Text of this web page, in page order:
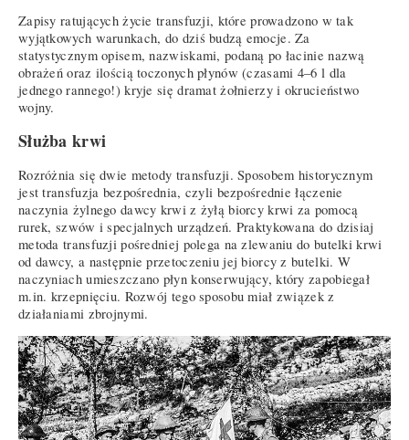
Zapisy ratujących życie transfuzji, które prowadzono w tak
wyjątkowych warunkach, do dziś budzą emocje. Za
statystycznym opisem, nazwiskami, podaną po łacinie nazwą
obrażeń oraz ilością toczonych płynów (czasami 4–6 l dla
jednego rannego!) kryje się dramat żołnierzy i okrucieństwo
wojny.
Służba krwi
Rozróżnia się dwie metody transfuzji. Sposobem historycznym
jest transfuzja bezpośrednia, czyli bezpośrednie łączenie
naczynia żylnego dawcy krwi z żyłą biorcy krwi za pomocą
rurek, szwów i specjalnych urządzeń. Praktykowana do dzisiaj
metoda transfuzji pośredniej polega na zlewaniu do butelki krwi
od dawcy, a następnie przetoczeniu jej biorcy z butelki. W
naczyniach umieszczano płyn konserwujący, który zapobiegał
m.in. krzepnięciu. Rozwój tego sposobu miał związek z
działaniami zbrojnymi.